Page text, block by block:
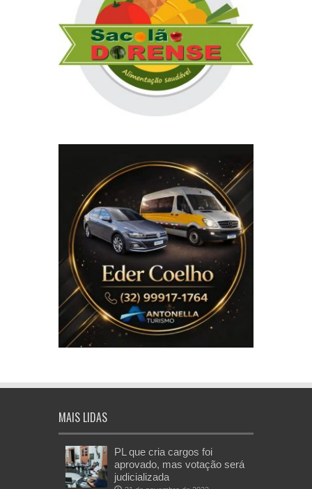
MAIS LIDAS
PL que cria cargos foi
aprovado, mas votação será
judicializada